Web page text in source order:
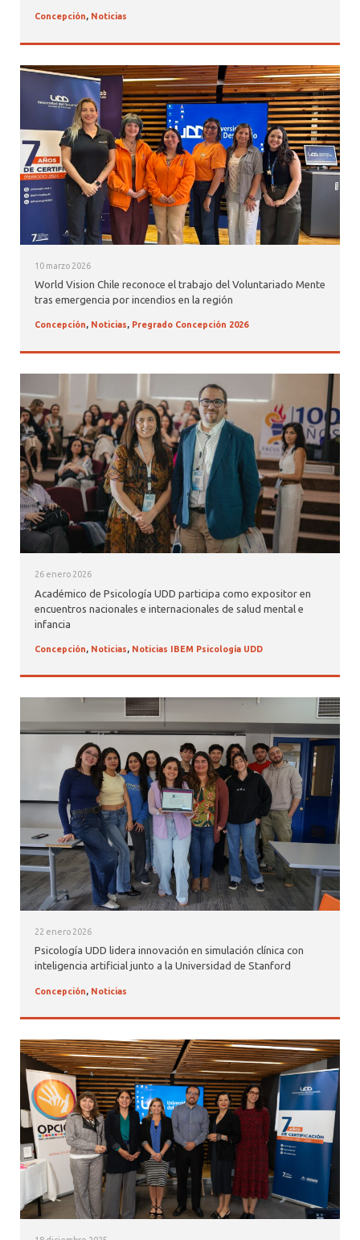
Concepción, Noticias
10 marzo 2026
World Vision Chile reconoce el trabajo del Voluntariado Mente
tras emergencia por incendios en la región
Concepción, Noticias, Pregrado Concepción 2026
26 enero 2026
Académico de Psicología UDD participa como expositor en
encuentros nacionales e internacionales de salud mental e
infancia
Concepción, Noticias, Noticias IBEM Psicología UDD
22 enero 2026
Psicología UDD lidera innovación en simulación clínica con
inteligencia artificial junto a la Universidad de Stanford
Concepción, Noticias